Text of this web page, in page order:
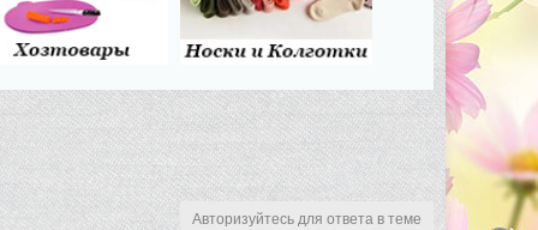
Авторизуйтесь для ответа в теме